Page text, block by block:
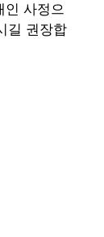
인 사정으
길 권장합